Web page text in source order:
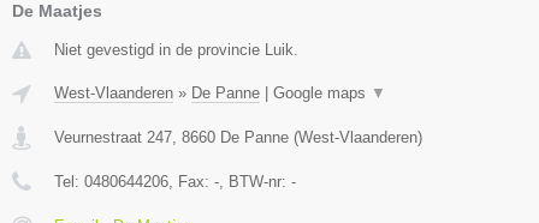
De Maatjes
Niet gevestigd in de provincie Luik.
West-Vlaanderen » De Panne Google maps ▼
Veurnestraat 247, 8660 De Panne (West-Vlaanderen)
Tel: 0480644206, Fax: -, BTW-nr: -